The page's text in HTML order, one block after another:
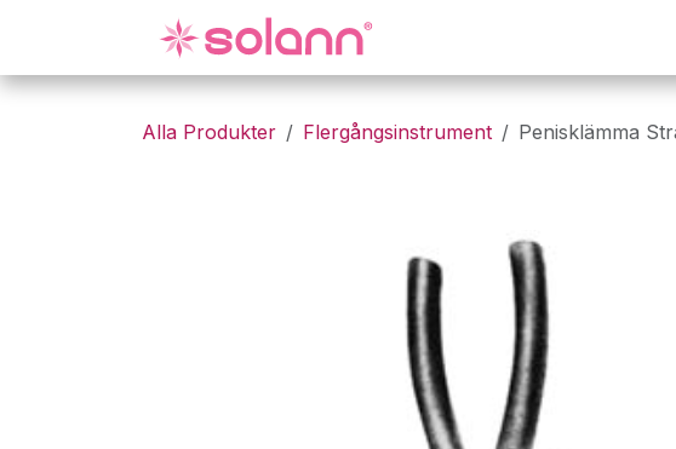
Alla Produkter Flergångsinstrument Penisklämma